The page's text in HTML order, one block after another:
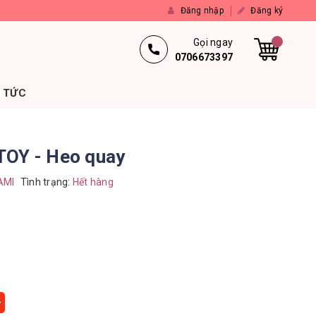
Đăng nhập Đăng ký
Gọi ngay
0706673397
TỨC
- Heo quay
Tình trạng: Hết hàng